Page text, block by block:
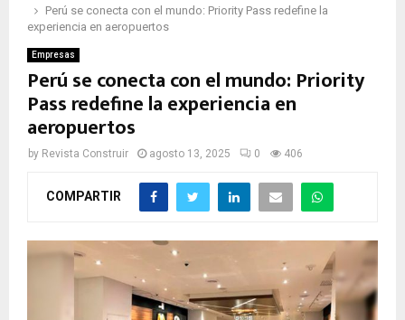
Perú se conecta con el mundo: Priority Pass redefine la
experiencia en aeropuertos
Empresas
Perú se conecta con el mundo: Priority
Pass redefine la experiencia en
aeropuertos
by Revista Construir agosto 13, 2025 0 406
COMPARTIR